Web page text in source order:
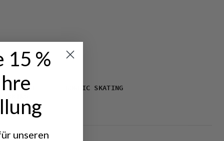
& TECH
NORDIC SKATING
15 %
unseren